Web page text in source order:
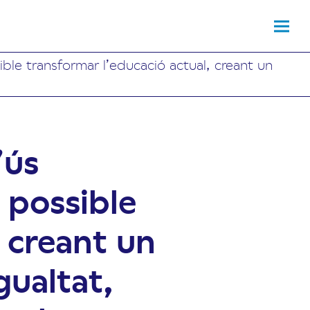
transformar l’educació actual, creant un
un